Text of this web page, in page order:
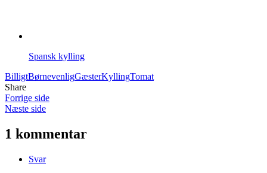
Spansk kylling
BilligtBørnevenligGæsterKyllingTomat
Share
Forrige side
Næste side
1 kommentar
Svar